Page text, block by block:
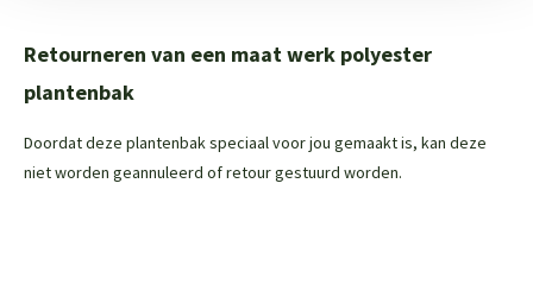
Retourneren van een maat werk polyester
plantenbak
Doordat deze plantenbak speciaal voor jou gemaakt is, kan deze
niet worden geannuleerd of retour gestuurd worden.